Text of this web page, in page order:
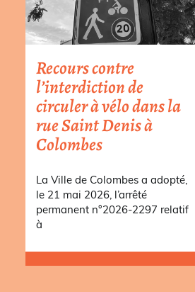
Recours contre
l’interdiction de
circuler à vélo dans la
rue Saint Denis à
Colombes
La Ville de Colombes a adopté,
le 21 mai 2026, l’arrêté
permanent n°2026-2297 relatif
à